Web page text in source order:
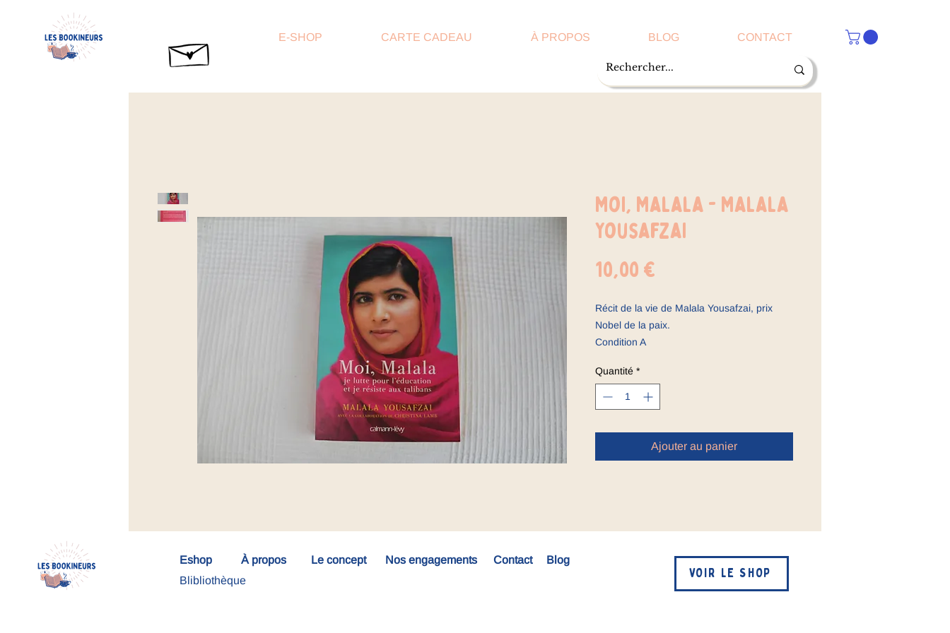
E-SHOP CARTE CADEAU À PROPOS BLOG CONTACT
Moi, Malala - Malala
Yousafzai
10,00 €
Récit de la vie de Malala Yousafzai, prix
Nobel de la paix.
Condition A
Quantité *
Ajouter au panier
Eshop À propos Le concept
Nos engagements
Blibliothèque
Contact Blog
VOIR LE SHOP